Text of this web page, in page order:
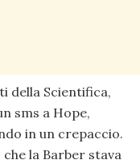
della Scientifica,
sms a Hope,
in un crepaccio.
la Barber stava